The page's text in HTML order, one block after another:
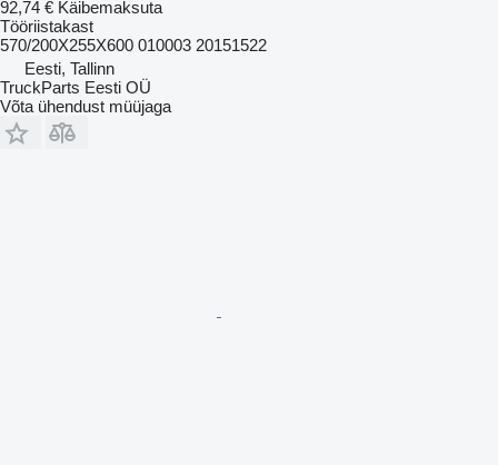
92,74 € Käibemaksuta
Tööriistakast
570/200X255X600 010003 20151522
Eesti, Tallinn
TruckParts Eesti OÜ
Võta ühendust müüjaga